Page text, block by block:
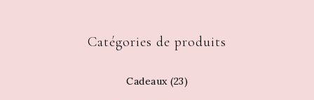
Catégories de produits
Cadeaux (23)